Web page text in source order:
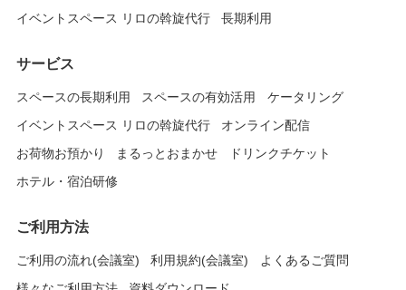
イベントスペース リロの斡旋代行
長期利用
サービス
スペースの長期利用 スペースの有効活用
ケータリング
イベントスペース リロの斡旋代行
オンライン配信
お荷物お預かり
まるっとおまかせ
ドリンクチケット
ホテル・宿泊研修
ご利用方法
ご利用の流れ(会議室) 利用規約(会議室)
よくあるご質問